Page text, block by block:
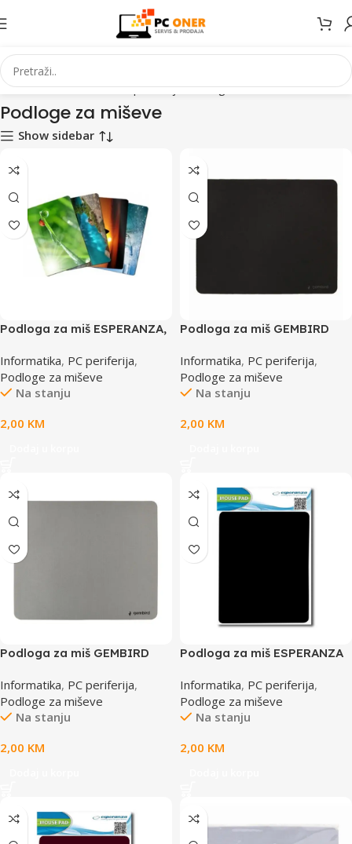
Početna Informatika PC periferija Podloge za miševe Stranica 2
Podloge za miševe
Show sidebar
Podloga za miš ESPERANZA,
Informatika, PC periferija,
Podloge za miševe
Na stanju
2,00 KM
Podloga za miš GEMBIRD
Informatika, PC periferija,
Podloge za miševe
Na stanju
2,00 KM
Podloga za miš GEMBIRD
Informatika, PC periferija,
Podloge za miševe
Na stanju
2,00 KM
Podloga za miš ESPERANZA
Informatika, PC periferija,
Podloge za miševe
Na stanju
2,00 KM